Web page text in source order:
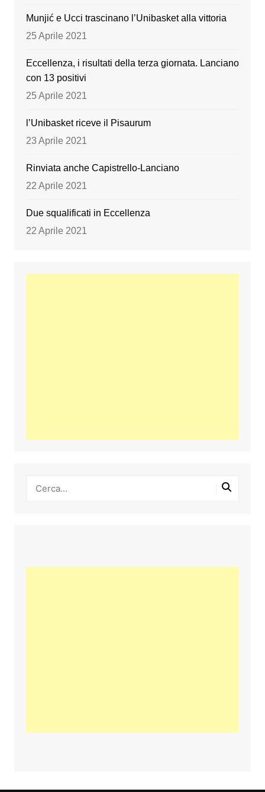
Munjić e Ucci trascinano l’Unibasket alla vittoria
25 Aprile 2021
Eccellenza, i risultati della terza giornata. Lanciano
con 13 positivi
25 Aprile 2021
l’Unibasket riceve il Pisaurum
23 Aprile 2021
Rinviata anche Capistrello-Lanciano
22 Aprile 2021
Due squalificati in Eccellenza
22 Aprile 2021